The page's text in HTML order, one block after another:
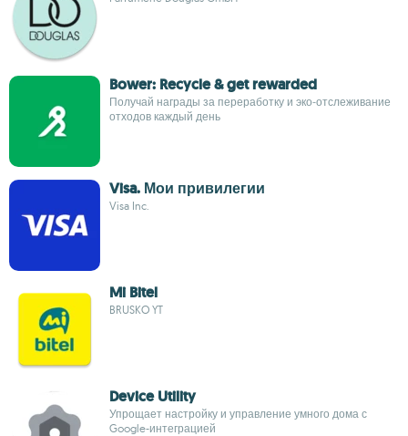
Bower: Recycle & get rewarded
Получай награды за переработку и эко‑отслеживание
отходов каждый день
Visa. Мои привилегии
Visa Inc.
Mi Bitel
BRUSKO YT
Device Utility
Упрощает настройку и управление умного дома с
Google-интеграцией